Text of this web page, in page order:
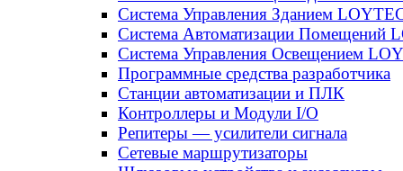
Система Управления Зданием
Система Автоматизации Помещений
Система Управления Освещением
Программные средства разработчика
Станции автоматизации и ПЛК
Контроллеры и Модули I/O
Репитеры — усилители сигнала
Сетевые маршрутизаторы